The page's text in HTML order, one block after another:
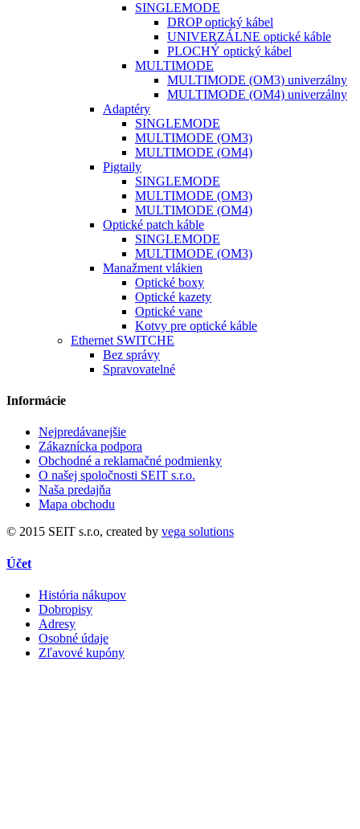
SINGLEMODE
DROP optický kábel
UNIVERZÁLNE optické káble
PLOCHÝ optický kábel
MULTIMODE
MULTIMODE (OM3) univerzálny
MULTIMODE (OM4) univerzálny
Adaptéry
SINGLEMODE
MULTIMODE (OM3)
MULTIMODE (OM4)
Pigtaily
SINGLEMODE
MULTIMODE (OM3)
MULTIMODE (OM4)
Optické patch káble
SINGLEMODE
MULTIMODE (OM3)
Manažment vlákien
Optické boxy
Optické kazety
Optické vane
Kotvy pre optické káble
Ethernet SWITCHE
Bez správy
Spravovatelné
Informácie
Nejpredávanejšie
Zákaznícka podpora
Obchodné a reklamačné podmienky
O našej spoločnosti SEIT s.r.o.
Naša predajňa
Mapa obchodu
© 2015 SEIT s.r.o, created by vega solutions
Účet
História nákupov
Dobropisy
Adresy
Osobné údaje
Zľavové kupóny